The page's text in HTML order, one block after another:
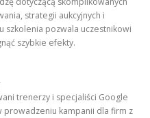
strategii aukcyjnych i
szkolenia pozwala uczestnikowi
szybkie efekty.
trenerzy i specjaliści Google
kampanii dla firm z